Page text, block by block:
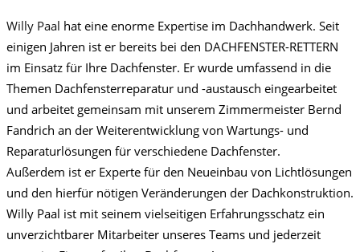
Willy Paal hat eine enorme Expertise im Dachhandwerk. Seit
einigen Jahren ist er bereits bei den DACHFENSTER-RETTERN
im Einsatz für Ihre Dachfenster. Er wurde umfassend in die
Themen Dachfensterreparatur und -austausch eingearbeitet
und arbeitet gemeinsam mit unserem Zimmermeister Bernd
Fandrich an der Weiterentwicklung von Wartungs- und
Reparaturlösungen für verschiedene Dachfenster.
Außerdem ist er Experte für den Neueinbau von Lichtlösungen
und den hierfür nötigen Veränderungen der Dachkonstruktion.
Willy Paal ist mit seinem vielseitigen Erfahrungsschatz ein
unverzichtbarer Mitarbeiter unseres Teams und jederzeit